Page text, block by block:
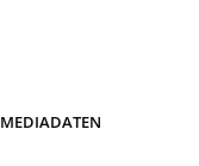
MEDIADATEN